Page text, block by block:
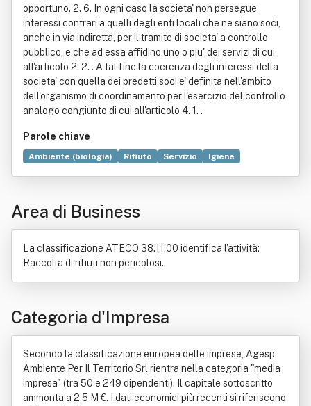
opportuno. 2. 6. In ogni caso la societa' non persegue
interessi contrari a quelli degli enti locali che ne siano soci,
anche in via indiretta, per il tramite di societa' a controllo
pubblico, e che ad essa affidino uno o piu' dei servizi di cui
all'articolo 2. 2. . A tal fine la coerenza degli interessi della
societa' con quella dei predetti soci e' definita nell'ambito
dell'organismo di coordinamento per l'esercizio del controllo
analogo congiunto di cui all'articolo 4. 1. .
Parole chiave
Ambiente (biologia) Rifiuto Servizio
Igiene
Cultura
Impianto chimico
Area di Business
La classificazione ATECO 38.11.00 identifica l'attività:
Raccolta di rifiuti non pericolosi.
Categoria d'Impresa
Secondo la classificazione europea delle imprese, Agesp
Ambiente Per Il Territorio Srl rientra nella categoria "media
impresa" (tra 50 e 249 dipendenti). Il capitale sottoscritto
ammonta a 2.5 M €. I dati economici più recenti si riferiscono